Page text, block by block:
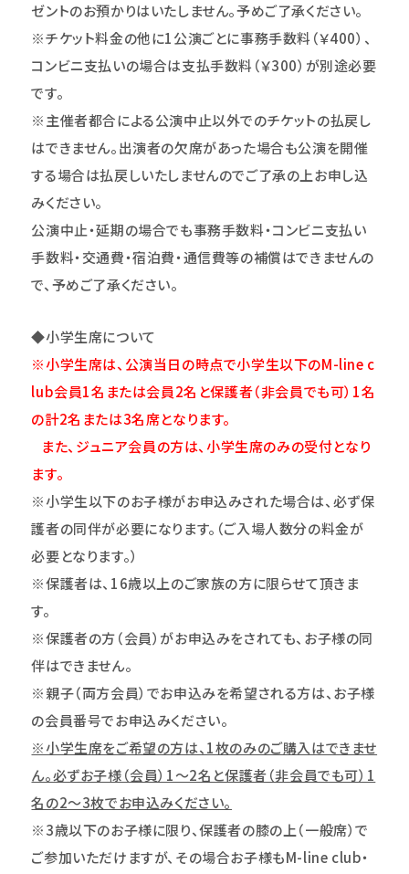
ゼントのお預かりはいたしません。予めご了承ください。
※チケット料金の他に1公演ごとに事務手数料（￥400）、
コンビニ支払いの場合は支払手数料（￥300）が別途必要
です。
※主催者都合による公演中止以外でのチケットの払戻し
はできません。出演者の欠席があった場合も公演を開催
する場合は払戻しいたしませんのでご了承の上お申し込
みください。
公演中止・延期の場合でも事務手数料・コンビニ支払い
手数料・交通費・宿泊費・通信費等の補償はできませんの
で、予めご了承ください。
◆小学生席について
※小学生席は、公演当日の時点で小学生以下のM-line c
lub会員1名または会員2名と保護者（非会員でも可）1名
の計2名または3名席となります。
また、ジュニア会員の方は、小学生席のみの受付となり
ます。
※小学生以下のお子様がお申込みされた場合は、必ず保
護者の同伴が必要になります。（ご入場人数分の料金が
必要となります。）
※保護者は、16歳以上のご家族の方に限らせて頂きま
す。
※保護者の方（会員）がお申込みをされても、お子様の同
伴はできません。
※親子（両方会員）でお申込みを希望される方は、お子様
の会員番号でお申込みください。
※小学生席をご希望の方は、1枚のみのご購入はできませ
ん。必ずお子様（会員）1～2名と保護者（非会員でも可）1
名の2～3枚でお申込みください。
※3歳以下のお子様に限り、保護者の膝の上（一般席）で
ご参加いただけますが、その場合お子様もM-line club・